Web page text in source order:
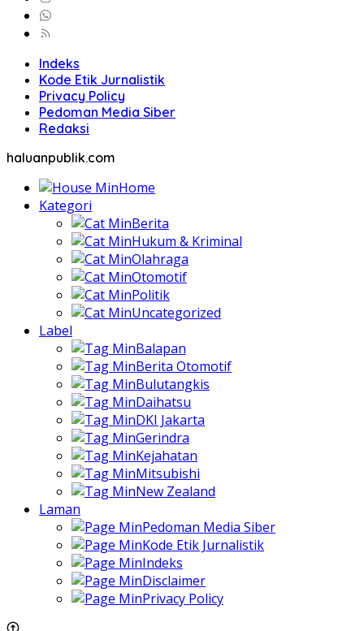
Indeks
Kode Etik Jurnalistik
Privacy Policy
Pedoman Media Siber
Redaksi
haluanpublik.com
Home
Kategori
Berita
Hukum & Kriminal
Olahraga
Otomotif
Politik
Uncategorized
Label
Balapan
Berita Otomotif
Bulutangkis
Daihatsu
DKI Jakarta
Gerindra
Kejahatan
Mitsubishi
New Zealand
Laman
Pedoman Media Siber
Kode Etik Jurnalistik
Indeks
Disclaimer
Privacy Policy